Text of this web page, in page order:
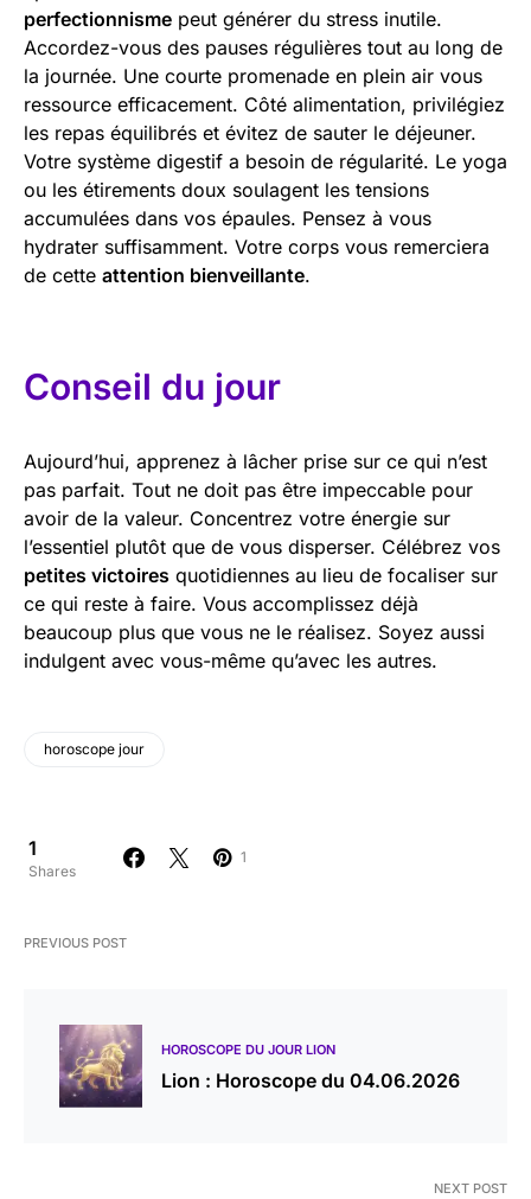
perfectionnisme peut générer du stress inutile.
Accordez-vous des pauses régulières tout au long de
la journée. Une courte promenade en plein air vous
ressource efficacement. Côté alimentation, privilégiez
les repas équilibrés et évitez de sauter le déjeuner.
Votre système digestif a besoin de régularité. Le yoga
ou les étirements doux soulagent les tensions
accumulées dans vos épaules. Pensez à vous
hydrater suffisamment. Votre corps vous remerciera
de cette attention bienveillante.
Conseil du jour
Aujourd’hui, apprenez à lâcher prise sur ce qui n’est
pas parfait. Tout ne doit pas être impeccable pour
avoir de la valeur. Concentrez votre énergie sur
l’essentiel plutôt que de vous disperser. Célébrez vos
petites victoires quotidiennes au lieu de focaliser sur
ce qui reste à faire. Vous accomplissez déjà
beaucoup plus que vous ne le réalisez. Soyez aussi
indulgent avec vous-même qu’avec les autres.
horoscope jour
1
Shares
1
PREVIOUS POST
HOROSCOPE DU JOUR LION
Lion : Horoscope du 04.06.2026
NEXT POST